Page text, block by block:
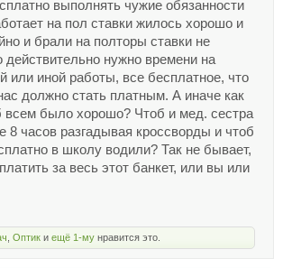
выполнять чужие обязанности
на пол ставки жилось хорошо и
и брали на полторы ставки не
действительно нужно времени на
или иной работы, все бесплатное, что
должно стать платным. А иначе как
всем было хорошо? Чтоб и мед. сестра
8 часов разгадывая кроссворды и чтоб
в школу водили? Так не бывает,
за весь этот банкет, или вы или
, Оптик и ещё 1-му нравится это.